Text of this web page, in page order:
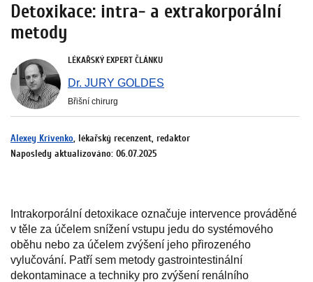
Detoxikace: intra- a extrakorporální
metody
LÉKAŘSKÝ EXPERT ČLÁNKU
Dr. JURY GOLDES
Břišní chirurg
Alexey Krivenko, lékařský recenzent, redaktor
Naposledy aktualizováno: 06.07.2025
Intrakorporální detoxikace označuje intervence prováděné
v těle za účelem snížení vstupu jedu do systémového
oběhu nebo za účelem zvýšení jeho přirozeného
vylučování. Patří sem metody gastrointestinální
dekontaminace a techniky pro zvýšení renálního